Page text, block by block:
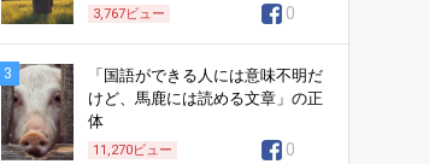
3,767ビュー 0
3
「国語ができる人には意味不明だ
けど、馬鹿には読める文章」の正
体
11,270ビュー 0